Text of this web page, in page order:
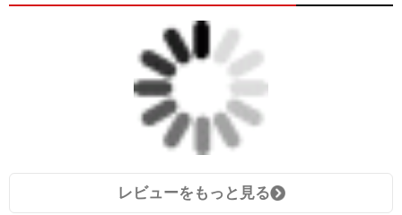
レビューをもっと見る